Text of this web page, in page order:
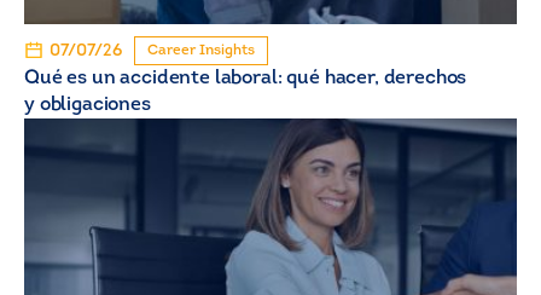
07/07/26 Career Insights
Qué es un accidente laboral: qué hacer, derechos
y obligaciones